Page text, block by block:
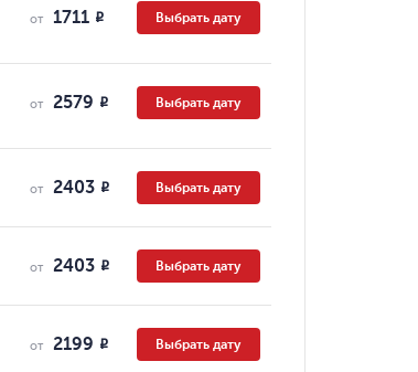
от 1711 R Выбрать дату
от 2579 R Выбрать дату
от 2403 R Выбрать дату
от 2403 R Выбрать дату
от 2199 R Выбрать дату